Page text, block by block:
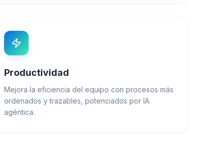
Productividad
Mejora la eficiencia del equipo con procesos más
ordenados y trazables, potenciados por IA
agéntica.